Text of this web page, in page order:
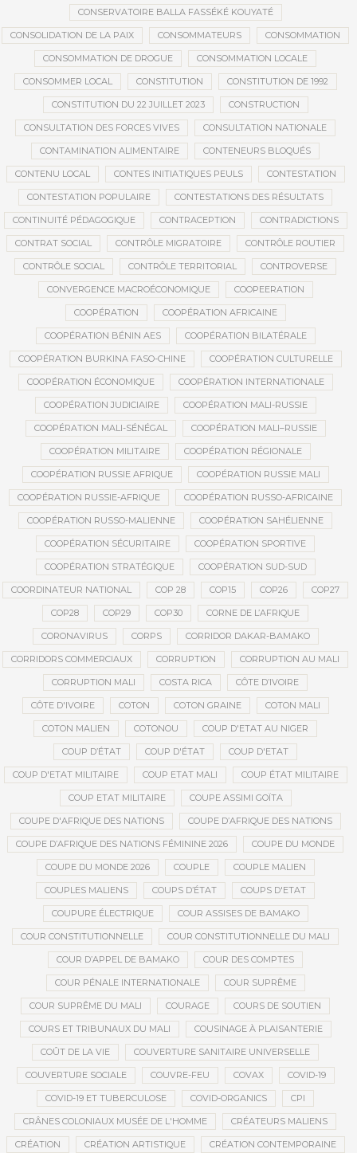
CONSERVATOIRE BALLA FASSÉKÉ KOUYATÉ
CONSOLIDATION DE LA PAIX CONSOMMATEURS CONSOMMATION
CONSOMMATION DE DROGUE CONSOMMATION LOCALE
CONSOMMER LOCAL CONSTITUTION CONSTITUTION DE 1992
CONSTITUTION DU 22 JUILLET 2023 CONSTRUCTION
CONSULTATION DES FORCES VIVES CONSULTATION NATIONALE
CONTAMINATION ALIMENTAIRE CONTENEURS BLOQUÉS
CONTENU LOCAL CONTES INITIATIQUES PEULS CONTESTATION
CONTESTATION POPULAIRE CONTESTATIONS DES RÉSULTATS
CONTINUITÉ PÉDAGOGIQUE CONTRACEPTION CONTRADICTIONS
CONTRAT SOCIAL CONTRÔLE MIGRATOIRE CONTRÔLE ROUTIER
CONTRÔLE SOCIAL CONTRÔLE TERRITORIAL CONTROVERSE
CONVERGENCE MACROÉCONOMIQUE COOPEERATION
COOPÉRATION COOPÉRATION AFRICAINE
COOPÉRATION BÉNIN AES COOPÉRATION BILATÉRALE
COOPÉRATION BURKINA FASO-CHINE COOPÉRATION CULTURELLE
COOPÉRATION ÉCONOMIQUE COOPÉRATION INTERNATIONALE
COOPÉRATION JUDICIAIRE COOPÉRATION MALI-RUSSIE
COOPÉRATION MALI-SÉNÉGAL COOPÉRATION MALI–RUSSIE
COOPÉRATION MILITAIRE COOPÉRATION RÉGIONALE
COOPÉRATION RUSSIE AFRIQUE COOPÉRATION RUSSIE MALI
COOPÉRATION RUSSIE-AFRIQUE COOPÉRATION RUSSO-AFRICAINE
COOPÉRATION RUSSO-MALIENNE COOPÉRATION SAHÉLIENNE
COOPÉRATION SÉCURITAIRE COOPÉRATION SPORTIVE
COOPÉRATION STRATÉGIQUE COOPÉRATION SUD-SUD
COORDINATEUR NATIONAL COP 28 COP15 COP26 COP27
COP28 COP29 COP30 CORNE DE L’AFRIQUE
CORONAVIRUS CORPS CORRIDOR DAKAR-BAMAKO
CORRIDORS COMMERCIAUX CORRUPTION CORRUPTION AU MALI
CORRUPTION MALI COSTA RICA CÔTE D’IVOIRE
CÔTE D'IVOIRE COTON COTON GRAINE COTON MALI
COTON MALIEN COTONOU COUP D'ETAT AU NIGER
COUP D’ÉTAT COUP D'ÉTAT COUP D'ETAT
COUP D'ETAT MILITAIRE COUP ETAT MALI COUP ÉTAT MILITAIRE
COUP ETAT MILITAIRE COUPE ASSIMI GOÏTA
COUPE D'AFRIQUE DES NATIONS COUPE D’AFRIQUE DES NATIONS
COUPE D’AFRIQUE DES NATIONS FÉMININE 2026 COUPE DU MONDE
COUPE DU MONDE 2026 COUPLE COUPLE MALIEN
COUPLES MALIENS COUPS D’ÉTAT COUPS D'ETAT
COUPURE ÉLECTRIQUE COUR ASSISES DE BAMAKO
COUR CONSTITUTIONNELLE COUR CONSTITUTIONNELLE DU MALI
COUR D’APPEL DE BAMAKO COUR DES COMPTES
COUR PÉNALE INTERNATIONALE COUR SUPRÊME
COUR SUPRÊME DU MALI COURAGE COURS DE SOUTIEN
COURS ET TRIBUNAUX DU MALI COUSINAGE À PLAISANTERIE
COÛT DE LA VIE COUVERTURE SANITAIRE UNIVERSELLE
COUVERTURE SOCIALE COUVRE-FEU COVAX COVID-19
COVID-19 ET TUBERCULOSE COVID-ORGANICS CPI
CRÂNES COLONIAUX MUSÉE DE L'HOMME CRÉATEURS MALIENS
CRÉATION CRÉATION ARTISTIQUE CRÉATION CONTEMPORAINE